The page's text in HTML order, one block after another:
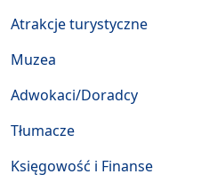
Atrakcje turystyczne
Muzea
Adwokaci/Doradcy
Tłumacze
Księgowość i Finanse